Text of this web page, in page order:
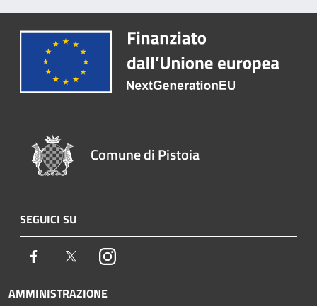
Comune di Pistoia
SEGUICI SU
Facebook TwitterInstagram
AMMINISTRAZIONE